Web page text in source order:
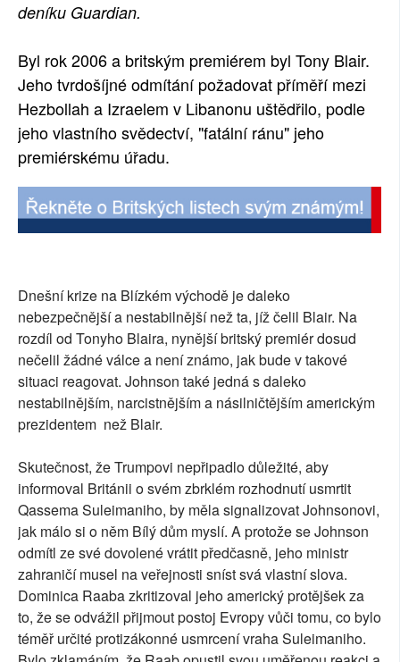
deníku Guardian.
Byl rok 2006 a britským premiérem byl Tony Blair.
Jeho tvrdošíjné odmítání požadovat příměří mezi
Hezbollah a Izraelem v Libanonu uštědřilo, podle
jeho vlastního svědectví, "fatální ránu" jeho
premiérskému úřadu.
Dnešní krize na Blízkém východě je daleko
nebezpečnější a nestabilnější než ta, jíž čelil Blair. Na
rozdíl od Tonyho Blaira, nynější britský premiér dosud
nečelil žádné válce a není známo, jak bude v takové
situaci reagovat. Johnson také jedná s daleko
nestabilnějším, narcistnějším a násilničtějším americkým
prezidentem než Blair.
Skutečnost, že Trumpovi nepřipadlo důležité, aby
informoval Británii o svém zbrklém rozhodnutí usmrtit
Qassema Suleimaniho, by měla signalizovat Johnsonovi,
jak málo si o něm Bílý dům myslí. A protože se Johnson
odmítl ze své dovolené vrátit předčasně, jeho ministr
zahraničí musel na veřejnosti sníst svá vlastní slova.
Dominica Raaba zkritizoval jeho americký protějšek za
to, že se odvážil přijmout postoj Evropy vůči tomu, co bylo
téměř určité protizákonné usmrcení vraha Suleimaniho.